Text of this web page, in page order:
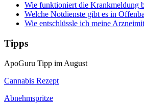
Wie funktioniert die Krankmeldung
Welche Notdienste gibt es in
Wie entschlüssle ich meine
Tipps
ApoGuru Tipp im August
Cannabis Rezept
Abnehmspritze